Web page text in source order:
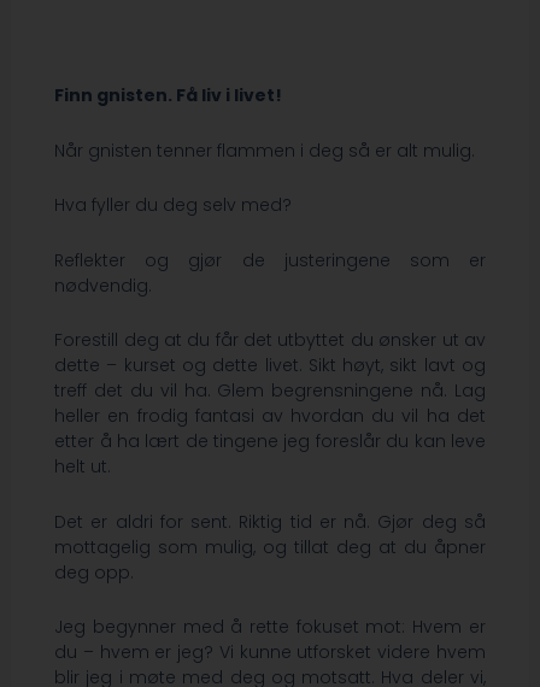
Finn gnisten. Få liv i livet!
Når gnisten tenner flammen i deg så er alt mulig.
Hva fyller du deg selv med?
Reflekter og gjør de justeringene som er
nødvendig.
Forestill deg at du får det utbyttet du ønsker ut av
dette – kurset og dette livet. Sikt høyt, sikt lavt og
treff det du vil ha. Glem begrensningene nå. Lag
heller en frodig fantasi av hvordan du vil ha det
etter å ha lært de tingene jeg foreslår du kan leve
helt ut.
Det er aldri for sent. Riktig tid er nå. Gjør deg så
mottagelig som mulig, og tillat deg at du åpner
deg opp.
Jeg begynner med å rette fokuset mot: Hvem er
du – hvem er jeg? Vi kunne utforsket videre hvem
blir jeg i møte med deg og motsatt. Hva deler vi,